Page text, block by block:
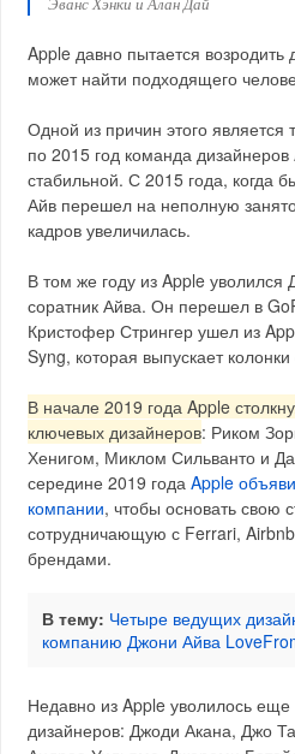
Apple давно пытается возродить
может найти подходящего
Одной из причин этого является
по 2015 год команда
стабильной. С 2015 года, когда
Айв перешел на неполную
кадров увеличилась.
В том же году из Apple уволился
соратник Айва. Он перешел в
Кристофер Стрингер ушел из
Syng, которая выпускает
В начале 2019 года Apple
ключевых дизайнеров: Риком
Хенигом, Миклом Сильванто и
середине 2019 годаApple
компании, чтобы основать свою
сотрудничающую с Ferrari,
брендами.
В тему: Четыре ведущих
компанию Джони Айва
Недавно из Apple уволилось еще
дизайнеров: Джоди Акана, Джо